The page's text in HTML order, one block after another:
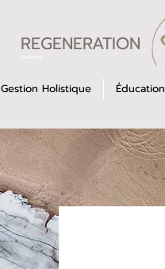
REGENERATION
Gestion Holistique Éducation